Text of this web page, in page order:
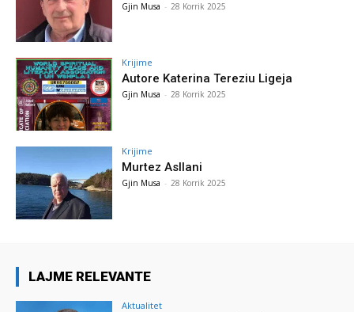
Gjin Musa - 28 Korrik 2025
Krijime
Autore Katerina Tereziu Ligeja
Gjin Musa - 28 Korrik 2025
Krijime
Murtez Asllani
Gjin Musa - 28 Korrik 2025
LAJME RELEVANTE
Aktualitet